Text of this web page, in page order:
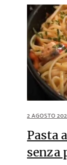
2 AGOSTO
Pasta
senza